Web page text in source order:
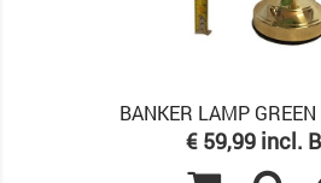
BANKER LAMP
Prijs
€ 59,99 incl.